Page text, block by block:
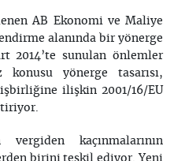
AB Ekonomi ve Maliye
alanında bir yönerge
2014’te sunulan önlemler
yönerge tasarısı,
ilişkin 2001/16/EU
kaçınmalarının
birini teşkil ediyor. Yeni